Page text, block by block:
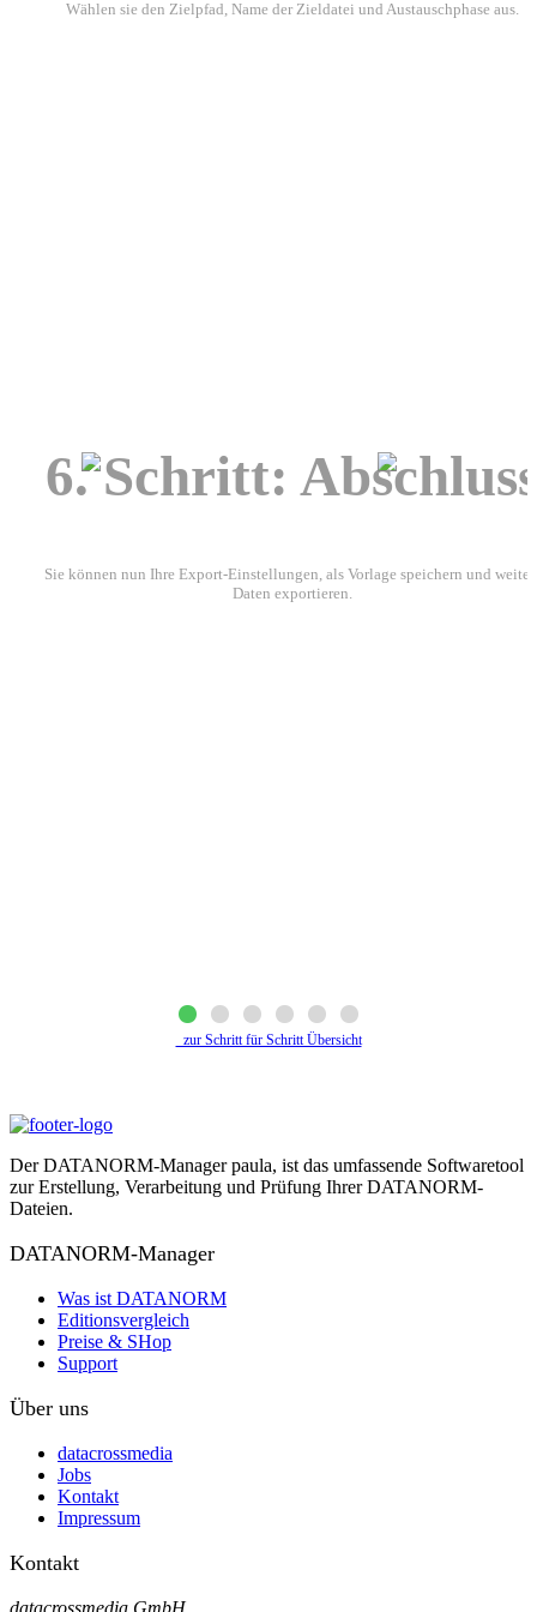
Wählen sie den Zielpfad, Name der Zieldatei und Austauschphase aus.
6. Schritt:
Sie können nun Ihre Export-Einstellungen, als Vorlage speichern und
Daten exportieren.
zur Schritt für Schritt Übersicht
Der DATANORM-Manager paula, ist das umfassende Softwaretool
zur Erstellung, Verarbeitung und Prüfung Ihrer DATANORM-
Dateien.
DATANORM-Manager
Was ist DATANORM
Editionsvergleich
Preise & SHop
Support
Über uns
datacrossmedia
Jobs
Kontakt
Impressum
Kontakt